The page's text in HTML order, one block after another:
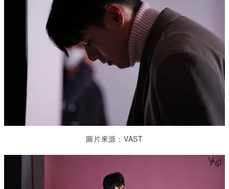
圖片來源：VAST